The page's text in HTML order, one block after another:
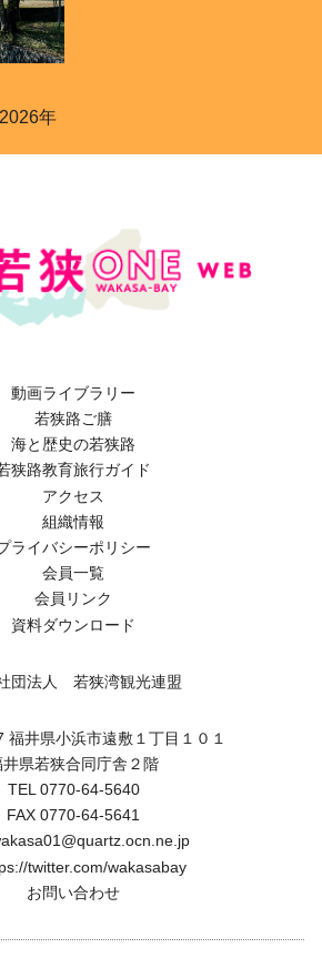
年
動画ライブラリー
若狭路ご膳
海と歴史の若狭路
狭路教育旅行ガイド
アクセス
組織情報
ライバシーポリシー
会員一覧
会員リンク
資料ダウンロード
団法人 若狭湾観光連盟
福井県小浜市遠敷１丁目１０１
井県若狭合同庁舎２階
TEL 0770-64-5640
FAX 0770-64-5641
twitter.com/wakasabay
お問い合わせ